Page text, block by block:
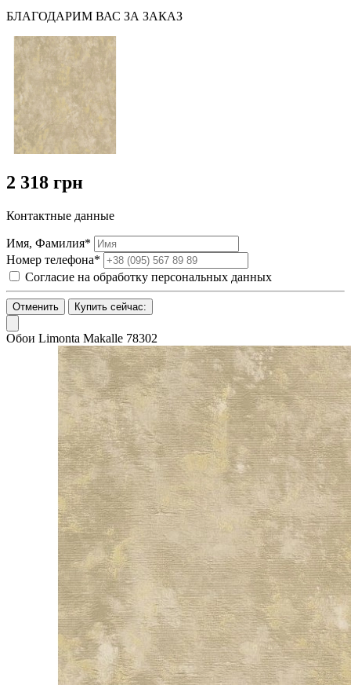
БЛАГОДАРИМ ВАС ЗА ЗАКАЗ
2 318 грн
Контактные данные
Имя, Фамилия*
Номер телефона*
Согласие на обработку персональных данных
Отменить Купить сейчас:
Обои Limonta Makalle 78302